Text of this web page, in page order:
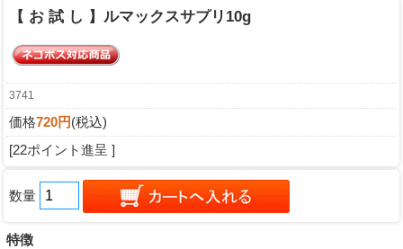
【 お 試 し 】ルマックスサプリ10g
3741
価格720円(税込)
[22ポイント進呈 ]
数量
特徴